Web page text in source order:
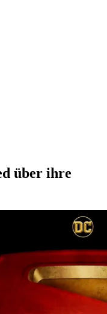
über ihre